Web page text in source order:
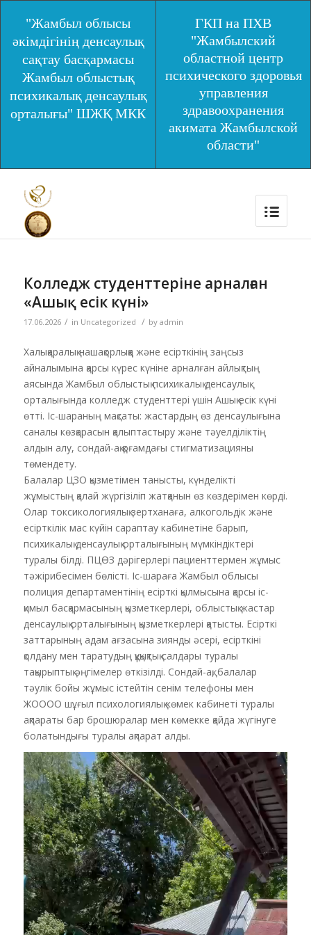
"Жамбыл облысы
әкімдігінің денсаулық
сақтау басқармасы
Жамбыл облыстық
психикалық денсаулық
орталығы" ШЖҚ МКК
ГКП на ПХВ
"Жамбылский
областной центр
психического здоровья
управления
здравоохранения
акимата Жамбылской
области"
Колледж студенттеріне арналған
«Ашық есік күні»
17.06.2026 / in Uncategorized / by admin
Халықаралық нашақорлыққа және есірткінің заңсыз
айналымына қарсы күрес күніне арналған айлықтың
аясында Жамбыл облыстық психикалық денсаулық
орталығында колледж студенттері үшін Ашық есік күні
өтті. Іс-шараның мақсаты: жастардың өз денсаулығына
саналы көзқарасын қалыптастыру және тәуелділіктің
алдын алу, сондай-ақ қоғамдағы стигматизацияны
төмендету.
Балалар ЦЗО қызметімен танысты, күнделікті
жұмыстың қалай жүргізіліп жатқанын өз көздерімен көрді.
Олар токсикологиялық зертханаға, алкогольдік және
есірткілік мас күйін сараптау кабинетіне барып,
психикалық денсаулық орталығының мүмкіндіктері
туралы білді. ПЦӨЗ дәрігерлері пациенттермен жұмыс
тәжірибесімен бөлісті. Іс-шараға Жамбыл облысы
полиция департаментінің есірткі қылмысына қарсы іс-
қимыл басқармасының қызметкерлері, облыстық жастар
денсаулық орталығының қызметкерлері қатысты. Есірткі
заттарының адам ағзасына зиянды әсері, есірткіні
қолдану мен таратудың құқықтық салдары туралы
тақырыптық әңгімелер өткізілді. Сондай-ақ, балалар
тәулік бойы жұмыс істейтін сенім телефоны мен
ЖОООО шұғыл психологиялық көмек кабинеті туралы
ақпараты бар брошюралар мен көмекке қайда жүгінуге
болатындығы туралы ақпарат алды.